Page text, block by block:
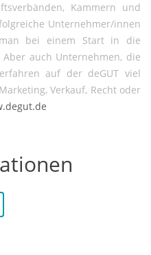
Kammern und
Unternehmer/innen
bei einem Start in die
auch Unternehmen, die
auf der deGUT viel
Verkauf, Recht oder